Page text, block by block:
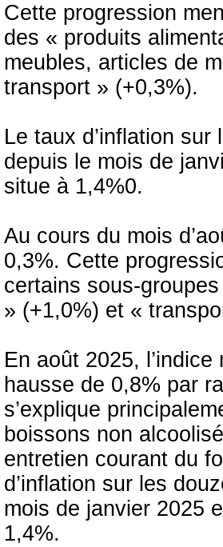
Cette progression
des « produits
meubles, articles de
transport » (+0,3%).
Le taux d’inflation
depuis le mois de
situe à 1,4%0.
Au cours du mois
0,3%. Cette
certains sous-
» (+1,0%) et «
En août 2025,
hausse de 0,8% par
s’explique
boissons non
entretien courant du
d’inflation sur les
mois de janvier 2025
1,4%.